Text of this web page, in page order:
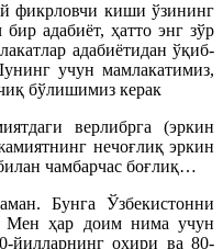
фикрловчи киши ўзининг
адабиёт, ҳатто энг зўр
адабиётидан ўқиб-
учун мамлакатимиз,
бўлишимиз керак
верлибрга (эркин
нечоғлиқ эркин
чамбарчас боғлиқ…
Бунга Ўзбекистонни
Мен ҳар доим нима учун
йилларнинг охири ва 80-